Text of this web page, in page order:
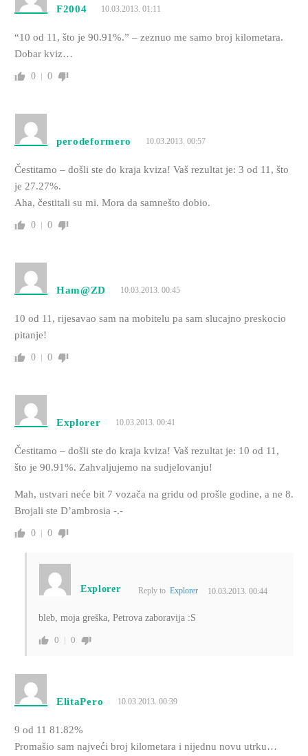
F2004 10.03.2013. 01:11
“10 od 11, što je 90.91%.” – zeznuo me samo broj kilometara.
Dobar kviz…
0 0
perodeformero 10.03.2013. 00:57
Čestitamo – došli ste do kraja kviza! Vaš rezultat je: 3 od 11, što
je 27.27%.
Aha, čestitali su mi. Mora da samnešto dobio.
0 0
Ham@ZD 10.03.2013. 00:45
10 od 11, rijesavao sam na mobitelu pa sam slucajno preskocio
pitanje!
0 0
Explorer 10.03.2013. 00:41
Čestitamo – došli ste do kraja kviza! Vaš rezultat je: 10 od 11,
što je 90.91%. Zahvaljujemo na sudjelovanju!
Mah, ustvari neće bit 7 vozača na gridu od prošle godine, a ne 8.
Brojali ste D’ambrosia -.-
0 0
Explorer Reply to Explorer 10.03.2013. 00:44
bleb, moja greška, Petrova zaboravija :S
0 0
ElitaPero 10.03.2013. 00:39
9 od 11 81.82%
Promašio sam najveći broj kilometara i nijednu novu utrku…